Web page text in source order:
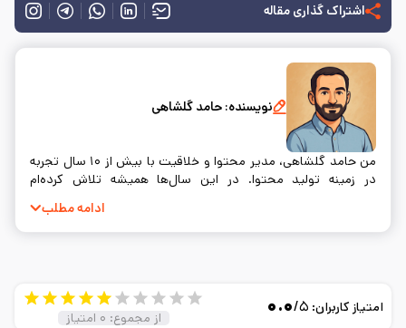
اشتراک گذاری مقاله
نویسنده: حامد گلشاهی
من حامد گلشاهی، مدیر محتوا و خلاقیت با بیش از ۱۰ سال تجربه
در زمینه تولید محتوا. در این سال‌ها همیشه تلاش کرده‌ام
واقعاً به سوالات و نیازهای او پاسخ دهد. خلق محتوا برای من فقط
یک شغل نیست؛ بلکه راهی‌ست برای ارتباط واقعی با آدم‌ها.
ادامه مطلب
امتیاز کاربران: ۰.۰/۵
از مجموع: ۰ امتیاز